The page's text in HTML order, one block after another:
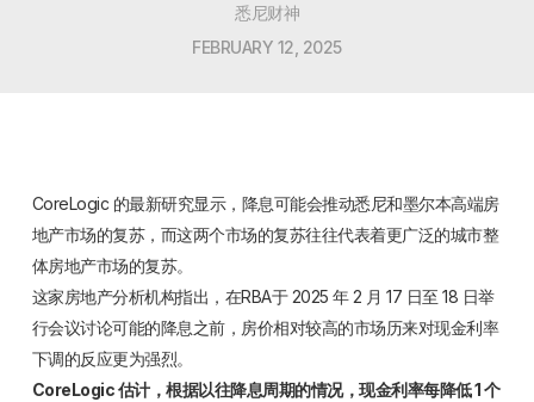
悉尼财神
FEBRUARY 12, 2025
CoreLogic 的最新研究显示，降息可能会推动悉尼和墨尔本高端房
地产市场的复苏，而这两个市场的复苏往往代表着更广泛的城市整
体房地产市场的复苏。
这家房地产分析机构指出，在RBA于 2025 年 2 月 17 日至 18 日举
行会议讨论可能的降息之前，房价相对较高的市场历来对现金利率
下调的反应更为强烈。
CoreLogic 估计，根据以往降息周期的情况，现金利率每降低 1 个